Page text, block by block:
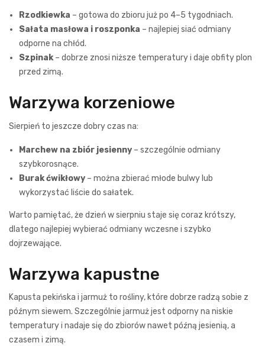
Rzodkiewka – gotowa do zbioru już po 4–5 tygodniach.
Sałata masłowa i roszponka – najlepiej siać odmiany
odporne na chłód.
Szpinak– dobrze znosi niższe temperatury i daje obfity plon
przed zimą.
Warzywa korzeniowe
Sierpień to jeszcze dobry czas na:
Marchew na zbiór jesienny – szczególnie odmiany
szybkorosnące.
Burak ćwikłowy – można zbierać młode bulwy lub
wykorzystać liście do sałatek.
Warto pamiętać, że dzień w sierpniu staje się coraz krótszy,
dlatego najlepiej wybierać odmiany wczesne i szybko
dojrzewające.
Warzywa kapustne
Kapusta pekińska i jarmuż to rośliny, które dobrze radzą sobie z
późnym siewem. Szczególnie jarmuż jest odporny na niskie
temperatury i nadaje się do zbiorów nawet późną jesienią, a
czasem i zimą.